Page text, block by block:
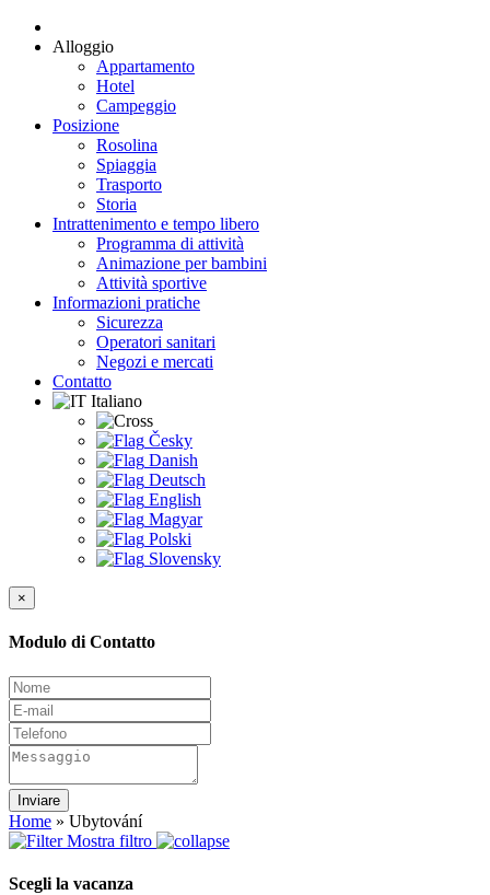
Alloggio
Appartamento
Hotel
Campeggio
Posizione
Rosolina
Spiaggia
Trasporto
Storia
Intrattenimento e tempo libero
Programma di attività
Animazione per bambini
Attività sportive
Informazioni pratiche
Sicurezza
Operatori sanitari
Negozi e mercati
Contatto
Italiano
Česky
Danish
Deutsch
English
Magyar
Polski
Slovensky
×
Modulo di Contatto
Inviare
Home » Ubytování
Mostra filtro
Scegli la vacanza